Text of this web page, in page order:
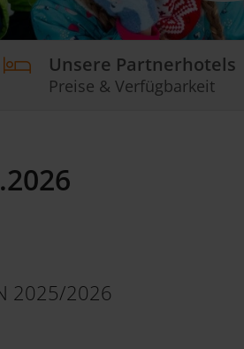
Unsere Partnerhotels
Preise & Verfügbarkeit
2025/2026